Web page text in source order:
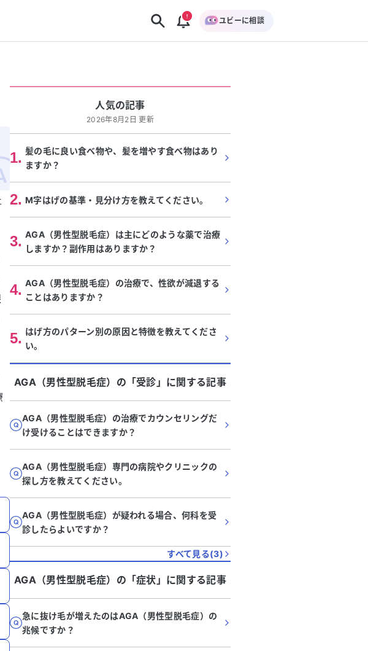
ユビーに相談
人気の記事
2026年8月2日 更新
1. 髪の毛に良い食べ物や、髪を増やす食べ物はあり
ますか？
2. M字はげの基準・見分け方を教えてください。
3. AGA（男性型脱毛症）は主にどのような薬で治療
しますか？副作用はありますか？
4. AGA（男性型脱毛症）の治療で、性欲が減退する
ことはありますか？
5. はげ方のパターン別の原因と特徴を教えてくださ
い。
AGA（男性型脱毛症） の「受診 」に関する記事
AGA（男性型脱毛症）の治療でカウンセリングだ
け受けることはできますか？
AGA（男性型脱毛症）専門の病院やクリニックの
探し方を教えてください。
AGA（男性型脱毛症）が疑われる場合、何科を受
診したらよいですか？
すべて見る(3)
AGA（男性型脱毛症） の「症状 」に関する記事
急に抜け毛が増えたのはAGA（男性型脱毛症）の
兆候ですか？